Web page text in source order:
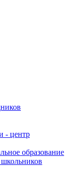
- центр
образование